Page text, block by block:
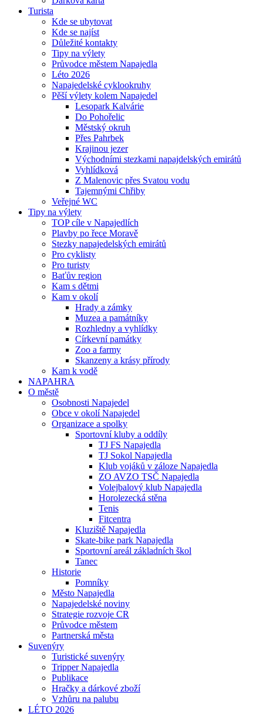
Turista
Kde se ubytovat
Kde se najíst
Důležité kontakty
Tipy na výlety
Průvodce městem Napajedla
Léto 2026
Napajedelské cyklookruhy
Pěší výlety kolem Napajedel
Lesopark Kalvárie
Do Pohořelic
Městský okruh
Přes Pahrbek
Krajinou jezer
Východními stezkami napajdelských emirátů
Vyhlídková
Z Malenovic přes Svatou vodu
Tajemnými Chřiby
Veřejné WC
Tipy na výlety
TOP cíle v Napajedlích
Plavby po řece Moravě
Stezky napajedelských emirátů
Pro cyklisty
Pro turisty
Baťův region
Kam s dětmi
Kam v okolí
Hrady a zámky
Muzea a památníky
Rozhledny a vyhlídky
Církevní památky
Zoo a farmy
Skanzeny a krásy přírody
Kam k vodě
NAPAHRA
O městě
Osobnosti Napajedel
Obce v okolí Napajedel
Organizace a spolky
Sportovní kluby a oddíly
TJ FS Napajedla
TJ Sokol Napajedla
Klub vojáků v záloze Napajedla
ZO AVZO TSČ Napajedla
Volejbalový klub Napajedla
Horolezecká stěna
Tenis
Fitcentra
Kluziště Napajedla
Skate-bike park Napajedla
Sportovní areál základních škol
Tanec
Historie
Pomníky
Město Napajedla
Napajedelské noviny
Strategie rozvoje CR
Průvodce městem
Partnerská města
Suvenýry
Turistické suvenýry
Tripper Napajedla
Publikace
Hračky a dárkové zboží
Vzhůru na palubu
LÉTO 2026